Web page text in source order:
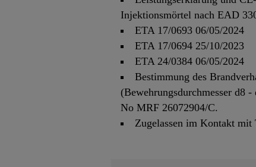
Injektionsmörtel nach EAD
ETA 17/0693 06/05/2024
ETA 17/0694 25/10/2023
ETA 24/0384 06/05/2024
Bestimmung des
(Bewehrungsdurchmesser d8
No MRF 26072904/C.
Zugelassen im Kontakt